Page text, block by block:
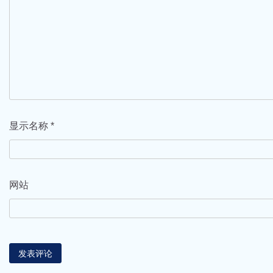
显示名称 *
网站